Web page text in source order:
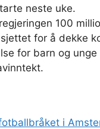
neste uke.
100
for å dekke
for barn og unge
i